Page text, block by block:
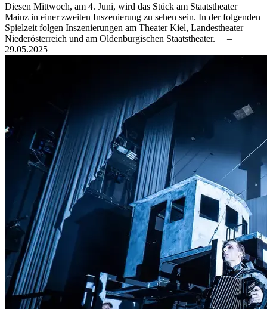
Diesen Mittwoch, am 4. Juni, wird das Stück am Staatstheater
Mainz in einer zweiten Inszenierung zu sehen sein. In der folgenden
Spielzeit folgen Inszenierungen am Theater Kiel, Landestheater
Niederösterreich und am Oldenburgischen Staatstheater. –
29.05.2025